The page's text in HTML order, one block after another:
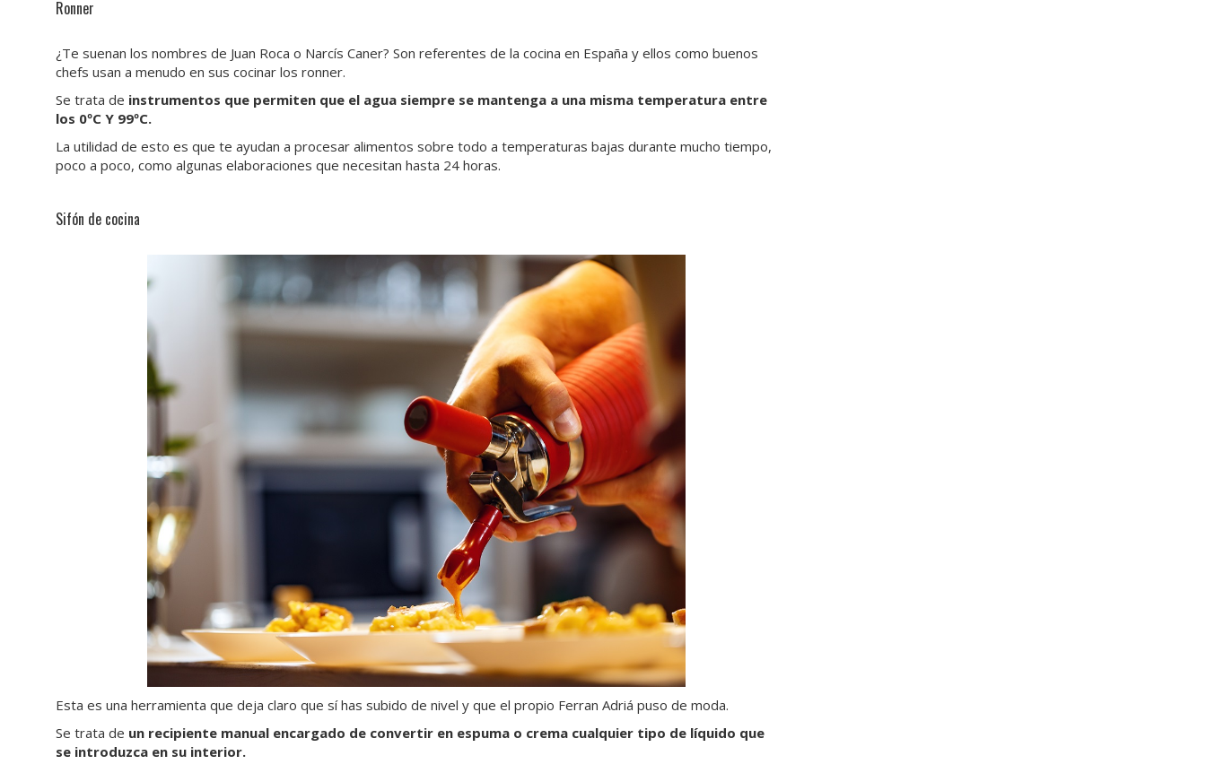
Ronner
¿Te suenan los nombres de Juan Roca o Narcís Caner? Son referentes de la cocina en España y ellos como buenos
chefs usan a menudo en sus cocinar los ronner.
Se trata de instrumentos que permiten que el agua siempre se mantenga a una misma temperatura entre
los 0ºC Y 99ºC.
La utilidad de esto es que te ayudan a procesar alimentos sobre todo a temperaturas bajas durante mucho tiempo,
poco a poco, como algunas elaboraciones que necesitan hasta 24 horas.
Sifón de cocina
Esta es una herramienta que deja claro que sí has subido de nivel y que el propio Ferran Adriá puso de moda.
Se trata de un recipiente manual encargado de convertir en espuma o crema cualquier tipo de líquido que
se introduzca en su interior.